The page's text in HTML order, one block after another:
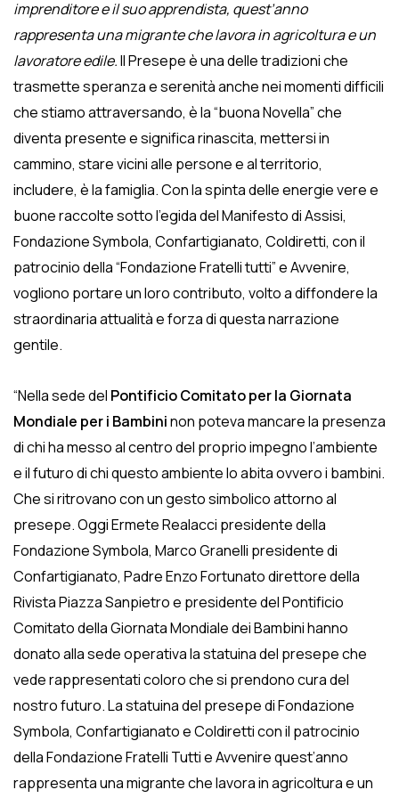
imprenditore e il suo apprendista, quest’anno
rappresenta una migrante che lavora in agricoltura e un
lavoratore edile.Il Presepe è una delle tradizioni che
trasmette speranza e serenità anche nei momenti difficili
che stiamo attraversando, è la “buona Novella” che
diventa presente e significa rinascita, mettersi in
cammino, stare vicini alle persone e al territorio,
includere, è la famiglia. Con la spinta delle energie vere e
buone raccolte sotto l’egida del Manifesto di Assisi,
Fondazione Symbola, Confartigianato, Coldiretti, con il
patrocinio della “Fondazione Fratelli tutti” e Avvenire,
vogliono portare un loro contributo, volto a diffondere la
straordinaria attualità e forza di questa narrazione
gentile.
“Nella sede del Pontificio Comitato per la Giornata
Mondiale per i Bambininon poteva mancare la presenza
di chi ha messo al centro del proprio impegno l’ambiente
e il futuro di chi questo ambiente lo abita ovvero i bambini.
Che si ritrovano con un gesto simbolico attorno al
presepe. Oggi Ermete Realacci presidente della
Fondazione Symbola, Marco Granelli presidente di
Confartigianato, Padre Enzo Fortunato direttore della
Rivista Piazza Sanpietro e presidente del Pontificio
Comitato della Giornata Mondiale dei Bambini hanno
donato alla sede operativa la statuina del presepe che
vede rappresentati coloro che si prendono cura del
nostro futuro. La statuina del presepe di Fondazione
Symbola, Confartigianato e Coldiretti con il patrocinio
della Fondazione Fratelli Tutti e Avvenire quest’anno
rappresenta una migrante che lavora in agricoltura e un